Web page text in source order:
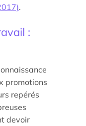
.
:
promotions
repérés
devoir